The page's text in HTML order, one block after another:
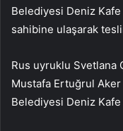
Belediyesi Deniz
sahibine ulaşarak
Rus uyruklu Svetlana
Mustafa Ertuğrul
Belediyesi Deniz